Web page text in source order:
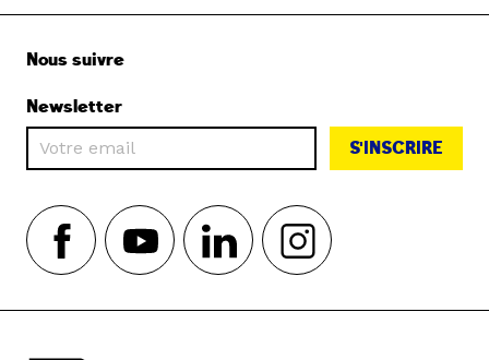
Nous suivre
Newsletter
S'INSCRIRE